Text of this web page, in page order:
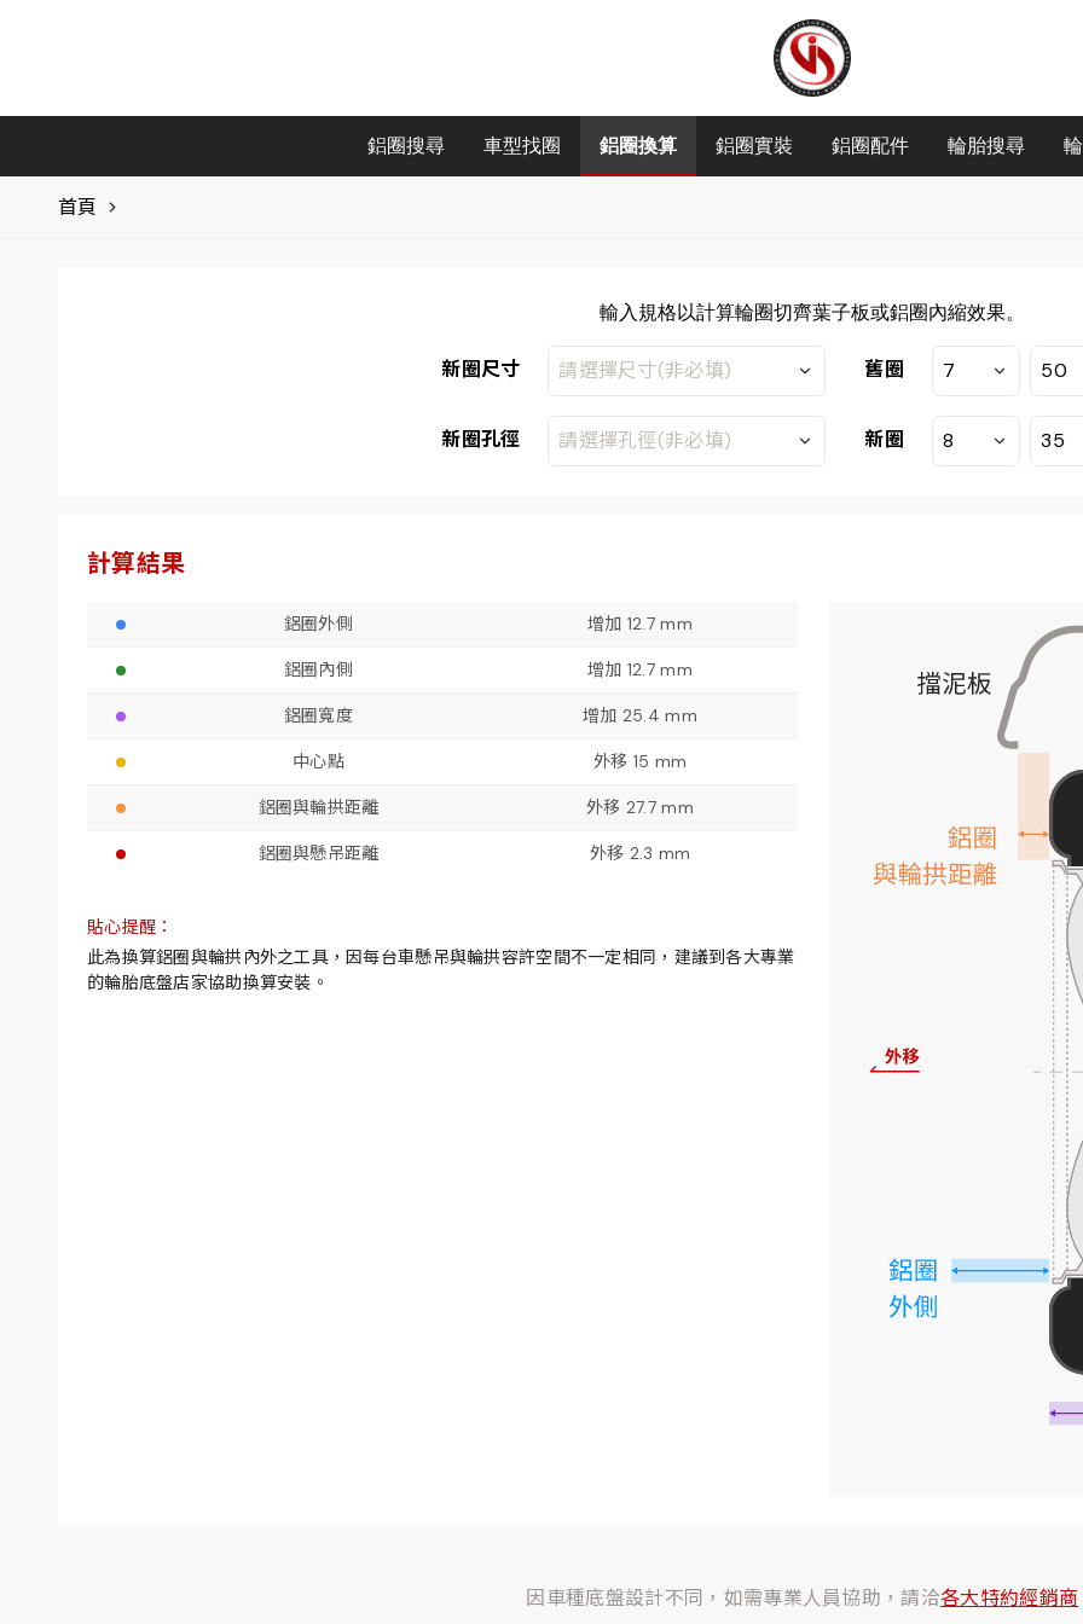
鋁圈搜尋 車型找圈 鋁圈換算 鋁圈實裝 鋁圈配件 輪胎搜尋
首頁
輸入規格以計算輪圈切齊葉子板或鋁圈內縮效果。
新圈尺寸 舊圈
新圈孔徑 新圈
計算結果
鋁圈外側 增加 12.7 mm
鋁圈內側 增加 12.7 mm
鋁圈寬度 增加 25.4 mm
中心點 外移 15 mm
鋁圈與輪拱距離 外移 27.7 mm
鋁圈與懸吊距離 外移 2.3 mm
貼心提醒：
此為換算鋁圈與輪拱內外之工具，因每台車懸吊與輪拱容許空間不一定相同，建議到各大專業
的輪胎底盤店家協助換算安裝。
因車種底盤設計不同，如需專業人員協助，請洽各大特約經銷商